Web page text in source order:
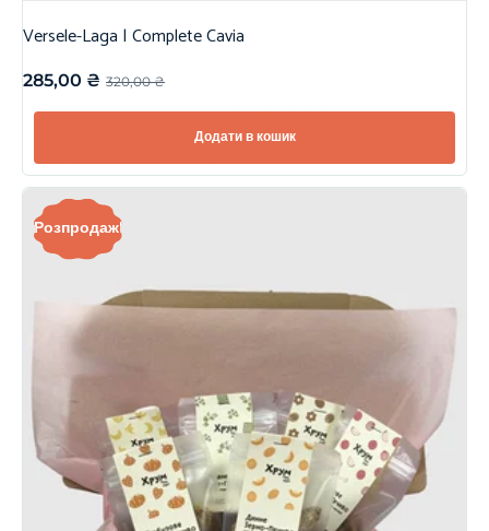
Versele-Laga | Complete Cavia
320,00₴
285,00 ₴
Додати в кошик
Розпродаж!